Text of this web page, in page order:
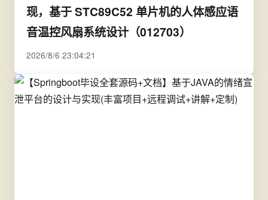
现，基于 STC89C52 单片机的人体感应语
音温控风扇系统设计（012703）
2026/8/6 23:04:21